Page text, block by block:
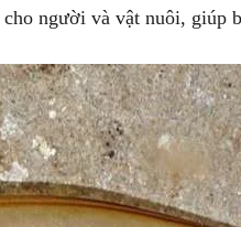
cho người và vật nuôi, giúp